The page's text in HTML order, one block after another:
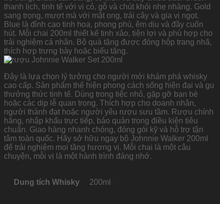
thanh lịch, tinh tế với vị cỏ, gỗ và chút khói nhẹ nhàng. Gold
sang trọng, mượt mà với mật ong, trái cây và gia vị ngọt.
Blue là đỉnh cao tinh hoa, phong phú, êm dịu và đầy cuốn
hút. Mỗi chai 200ml thiết kế tinh xảo, tiện lợi và phù hợp cho
trải nghiệm cá nhân. Bộ quà tặng được đóng hộp trang nhã,
thích hợp trưng bày hoặc biếu tặng.
Đây là lựa chọn lý tưởng cho người mới khám phá whisky
cao cấp. Sản phẩm thể hiện phong cách sống hiện đại và gu
thưởng thức tinh tế. Dùng trong tiệc nhỏ, gặp gỡ bạn bè
hoặc các dịp lễ quan trọng. Thích hợp cho doanh nhân,
người thành đạt hoặc người yêu rượu sưu tầm. Rượu chính
hãng, nhập khẩu trực tiếp, bảo quản trong điều kiện tiêu
chuẩn. Giao hàng nhanh chóng, đóng gói kỹ và hỗ trợ tận
tâm toàn quốc. Hãy sở hữu ngay bộ Johnnie Walker 200ml
để trải nghiệm mọi tầng hương vị. Mỗi chai là một câu
chuyện, mỗi vị là một hành trình đáng nhớ.
Dung tích Whisky 200ml